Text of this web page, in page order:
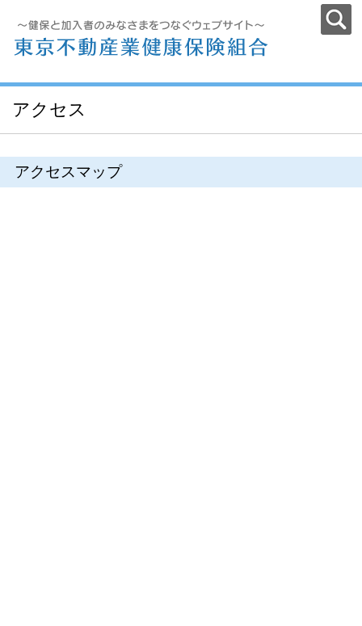
アクセス
アクセスマップ